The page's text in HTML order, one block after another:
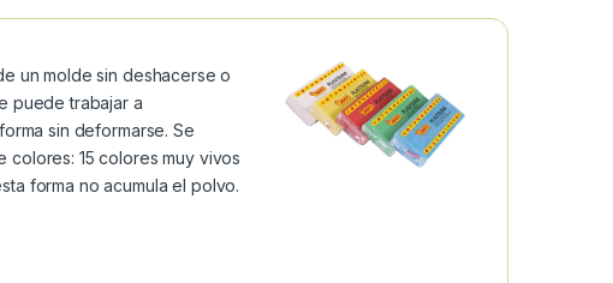
un molde sin deshacerse o
puede trabajar a
sin deformarse. Se
colores: 15 colores muy vivos
forma no acumula el polvo.